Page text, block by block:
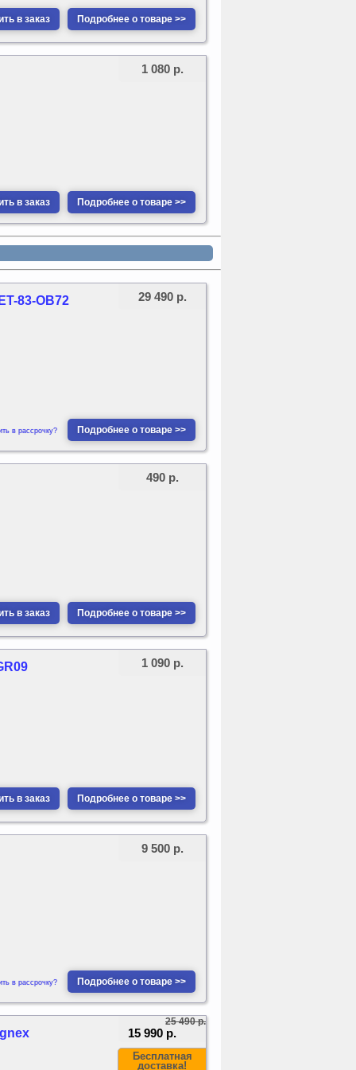
в заказ Подробнее о товаре >>
в заказ Подробнее о товаре >>
1 080 р.
83-OB72
в рассрочку? Подробнее о товаре >>
29 490 р.
в заказ Подробнее о товаре >>
490 р.
в заказ Подробнее о товаре >>
1 090 р.
в рассрочку? Подробнее о товаре >>
9 500 р.
25 490 р.
15 990 р.
Бесплатная
доставка!